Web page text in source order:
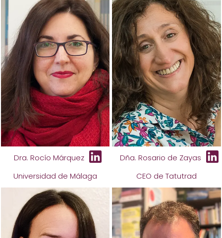
Dra. Rocío Márquez
Universidad de Málaga
Dña. Rosario de Zayas
CEO de Tatutrad